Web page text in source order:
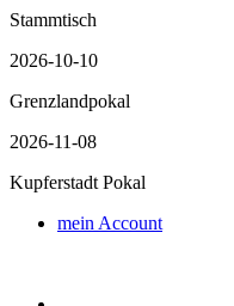
Stammtisch
2026-10-10
Grenzlandpokal
2026-11-08
Kupferstadt Pokal
mein Account